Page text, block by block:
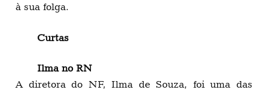
à sua folga.
Curtas
Ilma no RN
A diretora do NF, Ilma de Souza, foi uma das